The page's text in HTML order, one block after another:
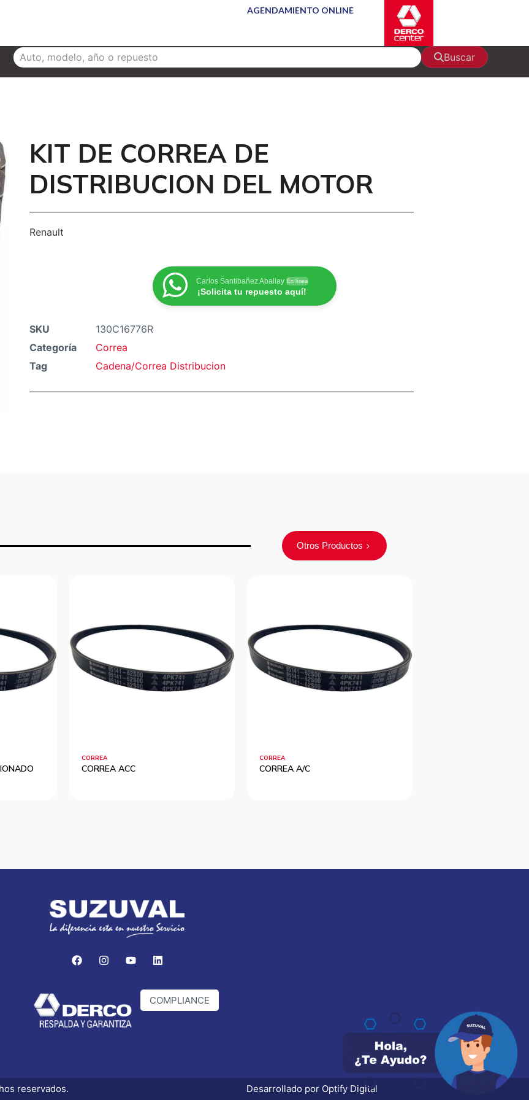
AGENDAMIENTO ONLINE
Buscar
KIT DE CORREA DE
DISTRIBUCION DEL MOTOR
Renault
Carlos Santibañez Aballay En línea
¡Solicita tu repuesto aquí!
SKU
130C16776R
Categoría
Correa
Tag
Cadena/Correa Distribucion
Otros Productos
CORREA
CORREA ACC
CORREA
CORREA A/C
COMPLIANCE
reservados. Desarrollado por Optify Digital